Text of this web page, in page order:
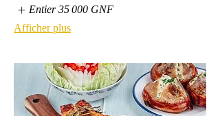
Entier 35 000 GNF
Afficher plus